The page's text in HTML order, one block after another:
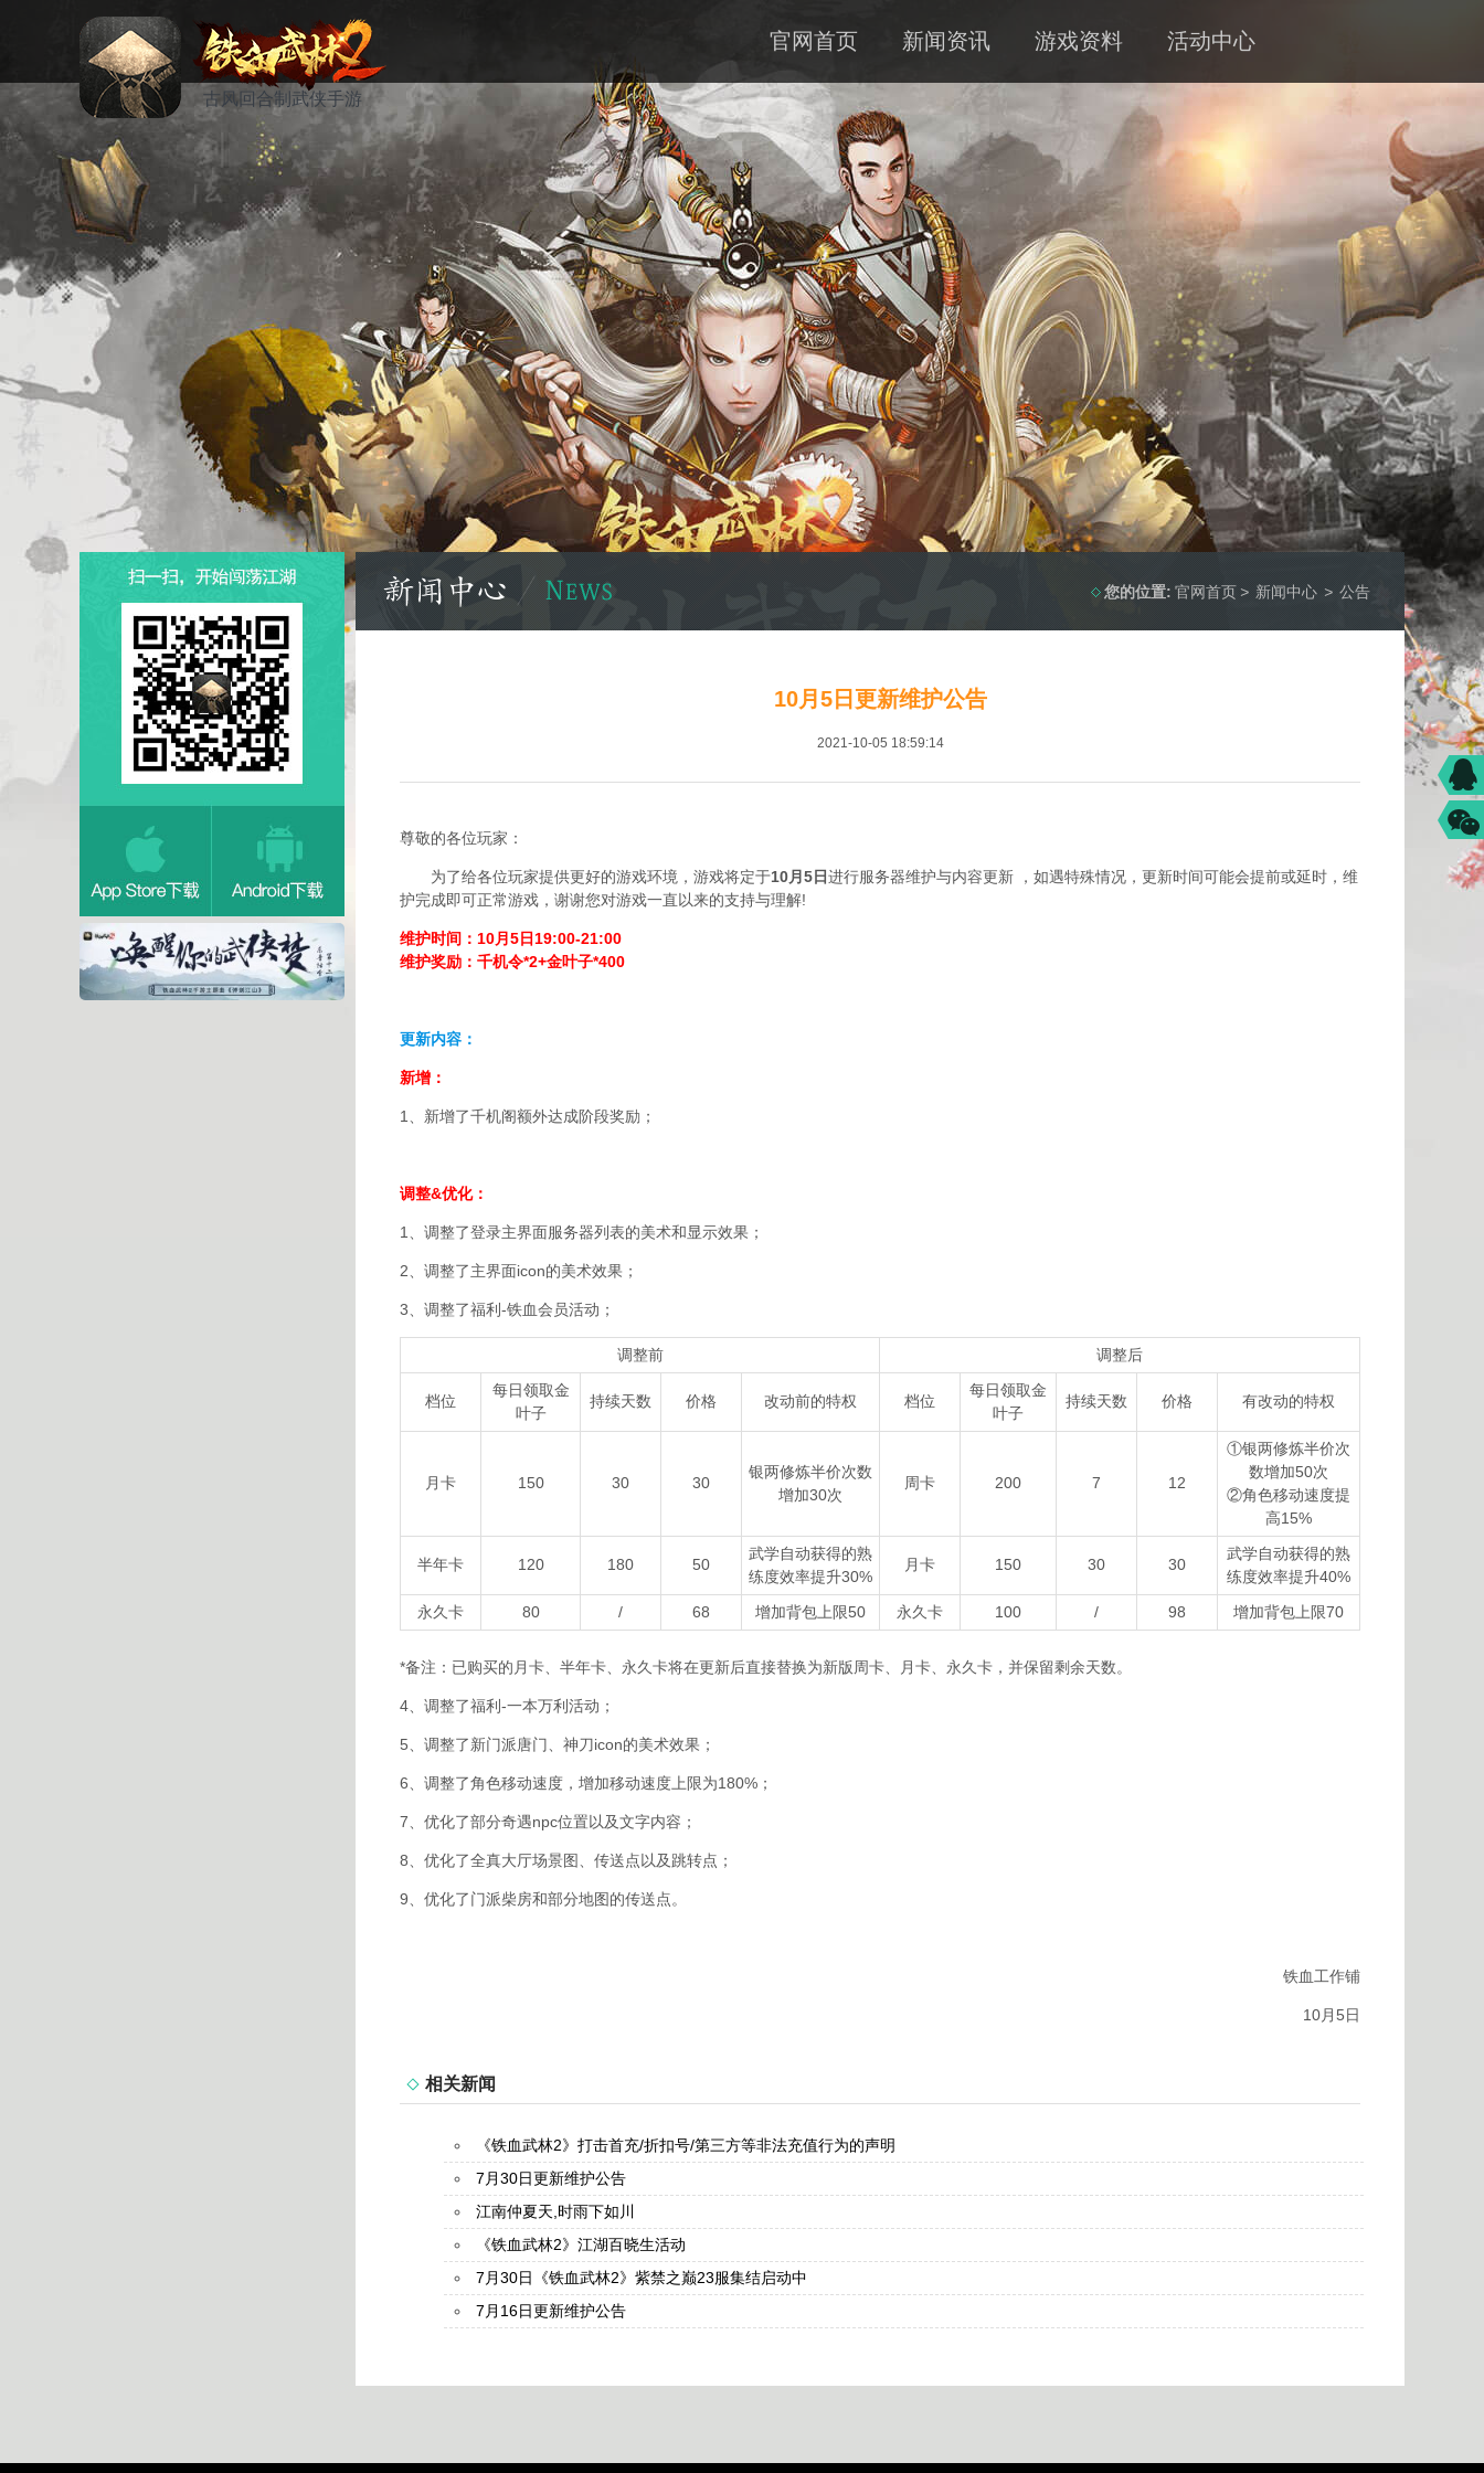
古风回合制武侠手游
官网首页 新闻资讯 游戏资料 活动中心
您的位置: 官网首页> 新闻中心 > 公告
10月5日更新维护公告
2021-10-05 18:59:14
尊敬的各位玩家：
为了给各位玩家提供更好的游戏环境，游戏将定于10月5日进行服务器维护与内容更新 ，如遇特殊情况，更新时间可能会提前或延时，维
护完成即可正常游戏，谢谢您对游戏一直以来的支持与理解!
维护时间：10月5日19:00-21:00
维护奖励：千机令*2+金叶子*400
更新内容：
新增：
1、新增了千机阁额外达成阶段奖励；
调整&优化：
1、调整了登录主界面服务器列表的美术和显示效果；
2、调整了主界面icon的美术效果；
3、调整了福利-铁血会员活动；
调整前 调整后
档位
每日领取金
叶子
持续天数 价格 改动前的特权 档位
每日领取金
叶子
持续天数 价格 有改动的特权
月卡 150 30 30
银两修炼半价次数
增加30次
周卡 200 7 12
①银两修炼半价次
数增加50次
②角色移动速度提
高15%
半年卡 120 180 50
武学自动获得的熟
练度效率提升30%
月卡 150 30 30
武学自动获得的熟
练度效率提升40%
永久卡
80 / 68 增加背包上限50 永久卡 100 / 98 增加背包上限70
*备注：已购买的月卡、半年卡、永久卡将在更新后直接替换为新版周卡、月卡、永久卡，并保留剩余天数。
4、调整了福利-一本万利活动；
5、调整了新门派唐门、神刀icon的美术效果；
6、调整了角色移动速度，增加移动速度上限为180%；
7、优化了部分奇遇npc位置以及文字内容；
8、优化了全真大厅场景图、传送点以及跳转点；
9、优化了门派柴房和部分地图的传送点。
铁血工作铺
10月5日
相关新闻
《铁血武林2》打击首充/折扣号/第三方等非法充值行为的声明
7月30日更新维护公告
江南仲夏天,时雨下如川
《铁血武林2》江湖百晓生活动
7月30日《铁血武林2》紫禁之巅23服集结启动中
7月16日更新维护公告
资讯 公告
活动 资料 攻略
论坛 下载 客服